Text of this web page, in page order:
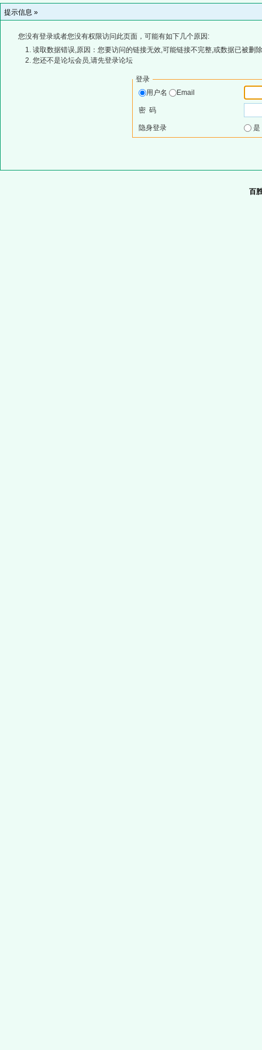
提示信息 »
您没有登录或者您没有权限访问此页面，可能有如下几个原因:
读取数据错误,原因：您要访问的链接无效,可能链接不完整,或数据已被删
您还不是论坛会员,请先登录论坛
登录
用户名
Email
密 码
隐身登录
百